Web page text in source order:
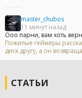
master_chubos
11 минут назад
Ооо парни, вам хоть
Пожилые геймеры
диск другу, а он
СТАТЬИ